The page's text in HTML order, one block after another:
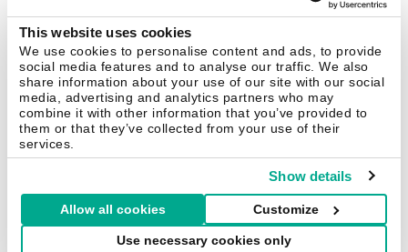
This website uses cookies
We use cookies to personalise content and ads, to provide
social media features and to analyse our traffic. We also
share information about your use of our site with our social
media, advertising and analytics partners who may
combine it with other information that you’ve provided to
them or that they’ve collected from your use of their
services.
Show details
Allow all cookies Customize
Use necessary cookies only
隐私策略
反腐败政策
许可协议 B2B
京ICP备12053225号
京公网安备 11010102001169号
联系我们 关于我们 合作伙伴 Blog 资源中心 新闻稿
Securelist Eugene Personal Blog
中国 (China)